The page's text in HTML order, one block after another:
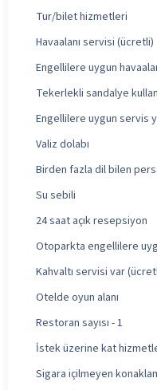
Tur/bilet hizmetleri
Havaalanı servisi (ücretli)
Engellilere uygun
Tekerlekli sandalye
Engellilere uygun servis
Valiz dolabı
Birden fazla dil bilen
Su sebili
24 saat açık resepsiyon
Otoparkta engellilere
Kahvaltı servisi var
Otelde oyun alanı
Restoran sayısı - 1
İstek üzerine kat
Sigara içilmeyen